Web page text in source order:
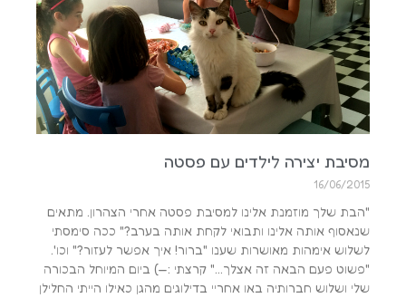
מסיבת יצירה לילדים עם פסטה
16/06/2015
"הבת שלך מוזמנת אלינו למסיבת פסטה אחרי הצהרון. מתאים
שנאסוף אותה אלינו ותבואי לקחת אותה בערב?" ככה סימסתי
לשלוש אימהות מאושרות שענו "ברור! איך אפשר לעזור?" וכו'.
"פשוט פעם הבאה זה אצלך…" קרצתי :—) ביום המיוחל הבכורה
שלי ושלוש חברותיה באו אחריי בדילוגים מהגן כאילו הייתי החלילן